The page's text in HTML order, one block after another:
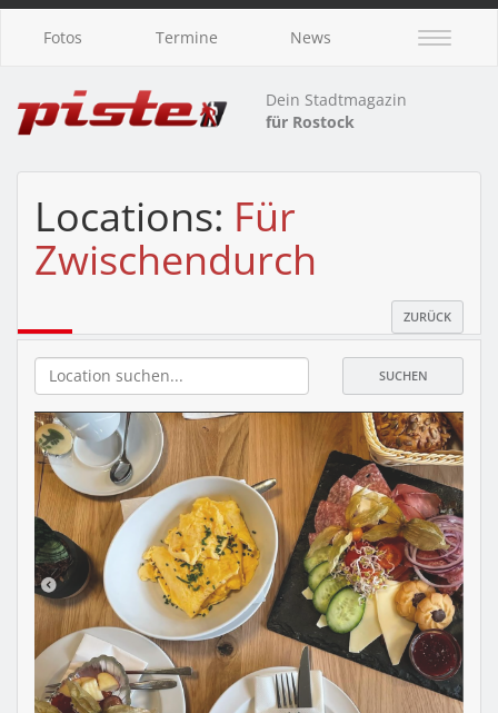
Fotos Termine News
Dein Stadtmagazin
für Rostock
Locations: Für
Zwischendurch
ZURÜCK
SUCHEN